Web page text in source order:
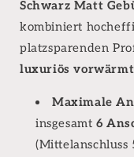
Schwarz Matt
kombiniert
platzsparenden
luxuriös vorwärmt
Maximale
insgesamt 6
(Mittelanschluss